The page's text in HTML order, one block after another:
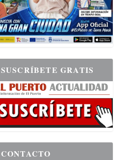
SUSCRÍBETE GRATIS
CONTACTO